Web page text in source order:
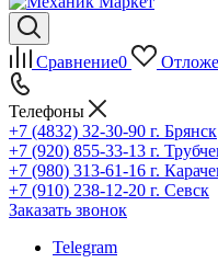
Сравнение0
Телефоны
+7 (4832) 32-30-90 г. Брянск
+7 (920) 855-33-13 г.
+7 (980) 313-61-16 г.
+7 (910) 238-12-20 г. Севск
Заказать звонок
Telegram